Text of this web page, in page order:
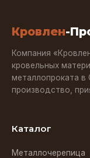
Кровлен-
Компания
кровельных
металлопроката в
производство,
Каталог
Металлочерепица